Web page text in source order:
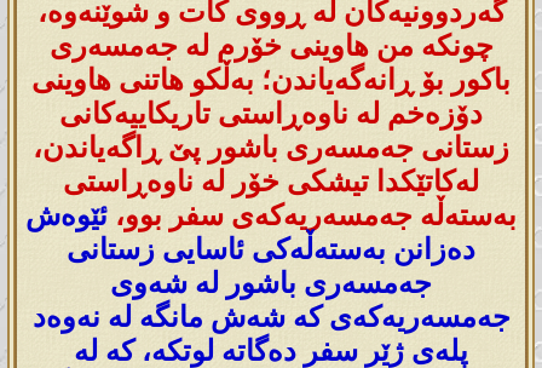
گەردوونیەکان لە ڕووی کات و شوێنەوە،
چونکە من هاوینی خۆرم لە جەمسەری
باکور بۆ ڕانەگەیاندن؛ بەڵکو هاتنی هاوینی
دۆزەخم لە ناوەڕاستی تاریکاییەکانی
زستانی جەمسەری باشور پێ ڕاگەیاندن،
لەکاتێکدا تیشکی خۆر لە ناوەڕاستی
بەستەڵە جەمسەریەکەی سفر بوو، ئێوەش
دەزانن بەستەڵەکی ئاسایی زستانی
جەمسەری باشور لە شەوی
جەمسەریەکەی کە شەش مانگە لە نەوەد
پلەی ژێر سفر دەگاتە لوتکە، کە لە